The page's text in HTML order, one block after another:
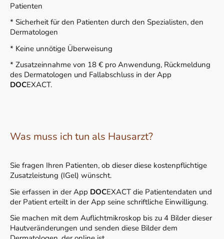
Patienten
* Sicherheit für den Patienten durch den Spezialisten, den
Dermatologen
* Keine unnötige Überweisung
* Zusatzeinnahme von 18 € pro Anwendung, Rückmeldung
des Dermatologen und Fallabschluss in der App
DOCEXACT.
Was muss ich tun als Hausarzt?
Sie fragen Ihren Patienten, ob dieser diese kostenpflichtige
Zusatzleistung (IGel) wünscht.
Sie erfassen in der App DOCEXACT die Patientendaten und
der Patient erteilt in der App seine schriftliche Einwilligung.
Sie machen mit dem Auflichtmikroskop bis zu 4 Bilder dieser
Hautveränderungen und senden diese Bilder dem